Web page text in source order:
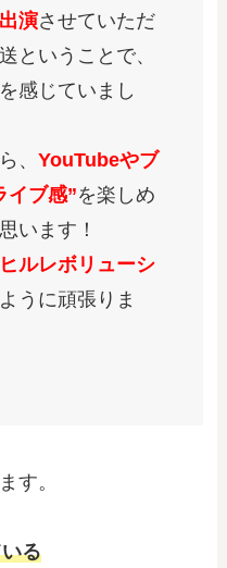
演させていただ
ということで、
感じていまし
、YouTubeやブ
イブ感”を楽しめ
います！
ヒルレボリューシ
うに頑張りま
す。
る